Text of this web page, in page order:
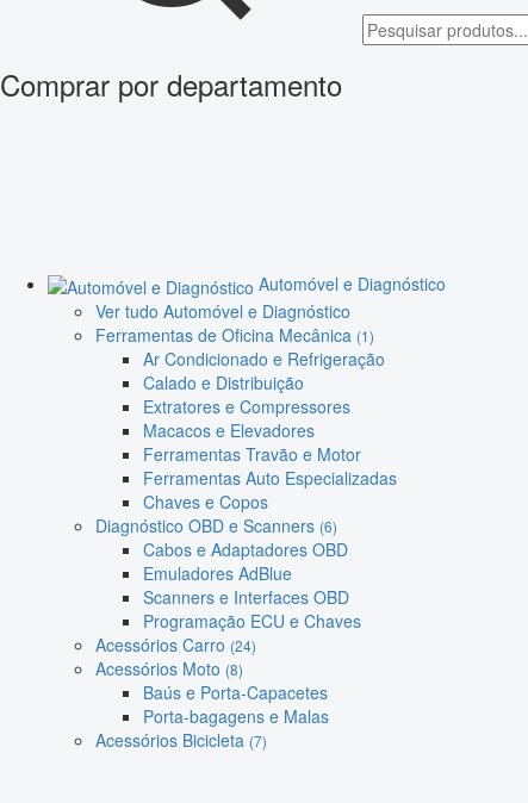
Comprar por departamento
Automóvel e Diagnóstico
Ver tudo Automóvel e Diagnóstico
Ferramentas de Oficina Mecânica (1)
Ar Condicionado e Refrigeração
Calado e Distribuição
Extratores e Compressores
Macacos e Elevadores
Ferramentas Travão e Motor
Ferramentas Auto Especializadas
Chaves e Copos
Diagnóstico OBD e Scanners (6)
Cabos e Adaptadores OBD
Emuladores AdBlue
Scanners e Interfaces OBD
Programação ECU e Chaves
Acessórios Carro (24)
Acessórios Moto (8)
Baús e Porta-Capacetes
Porta-bagagens e Malas
Acessórios Bicicleta (7)